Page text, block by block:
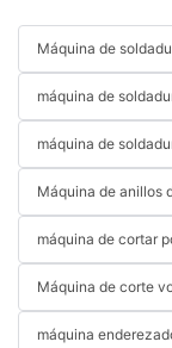
Máquina de
máquina de
máquina de
Máquina de anillos
máquina de cortar
Máquina de corte
máquina